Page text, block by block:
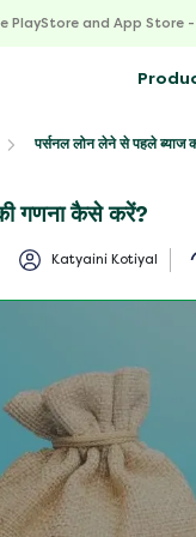
पर्सनल लोन लेने से पहले ब्याज
गणना कैसे करें?
Katyaini Kotiyal
PlayStore and App Store